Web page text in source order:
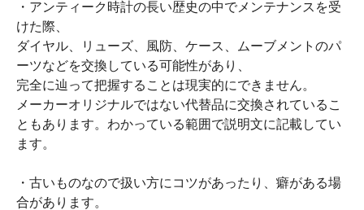
・アンティーク時計の長い歴史の中でメンテナンスを受
けた際、
ダイヤル、リューズ、風防、ケース、ムーブメントのパ
ーツなどを交換している可能性があり、
完全に辿って把握することは現実的にできません。
メーカーオリジナルではない代替品に交換されているこ
ともあります。わかっている範囲で説明文に記載してい
ます。
・古いものなので扱い方にコツがあったり、癖がある場
合があります。